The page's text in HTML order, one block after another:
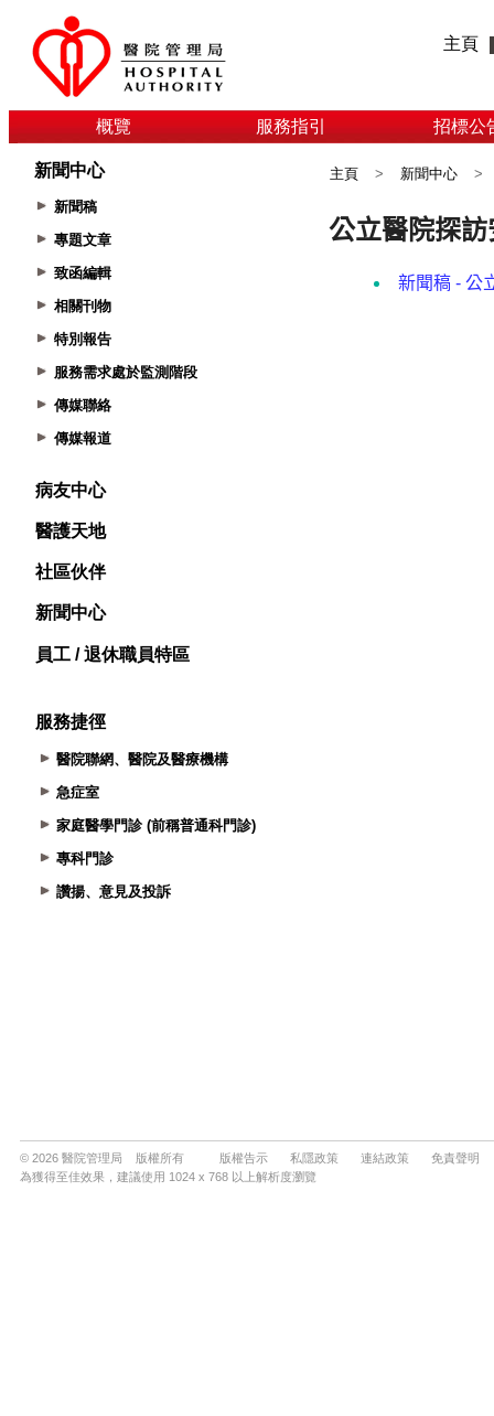
主頁
概覽 服務指引 招標公
新聞中心
新聞稿
專題文章
致函編輯
相關刊物
特別報告
服務需求處於監測階段
傳媒聯絡
傳媒報道
病友中心
醫護天地
社區伙伴
新聞中心
員工 / 退休職員特區
服務捷徑
醫院聯網、醫院及醫療機構
急症室
家庭醫學門診 (前稱普通科門診)
專科門診
讚揚、意見及投訴
主頁 > 新聞中心 >
© 2026 醫院管理局 版權所有 版權告示 私隱政策 連結政策
免責聲明
為獲得至佳效果，建議使用 1024 x 768 以上解析度瀏覽